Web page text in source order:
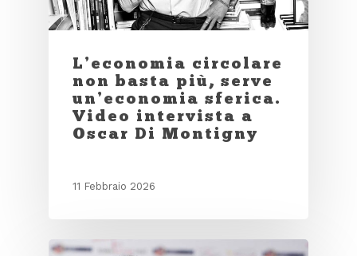
L’economia circolare
non basta più, serve
un’economia sferica.
Video intervista a
Oscar Di Montigny
11 Febbraio 2026